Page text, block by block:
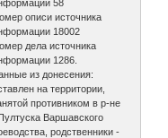
58
описи источника
18002
дела источника
1286.
из донесения:
на территории,
противником в р-не
Варшавского
родственники -